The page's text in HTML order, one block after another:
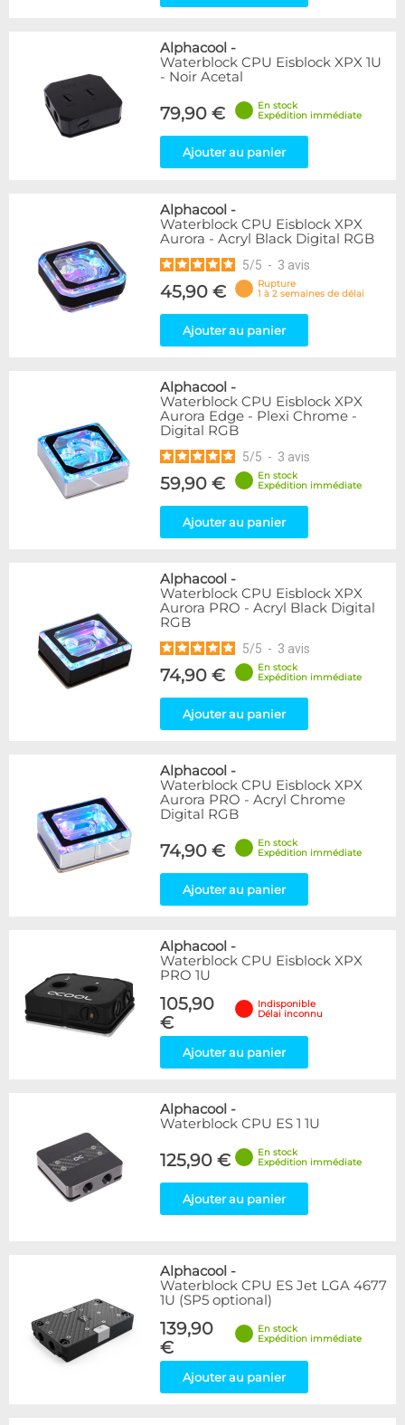
Alphacool -
Waterblock CPU Eisblock XPX 1U
- Noir Acetal
79,90 €
En stock
Expédition immédiate
Ajouter au panier
Alphacool -
Waterblock CPU Eisblock XPX
Aurora - Acryl Black Digital RGB
5/5 - 3 avis
45,90 €
Rupture
1 à 2 semaines de délai
Ajouter au panier
Alphacool -
Waterblock CPU Eisblock XPX
Aurora Edge - Plexi Chrome -
Digital RGB
5/5 - 3 avis
59,90 €
En stock
Expédition immédiate
Ajouter au panier
Alphacool -
Waterblock CPU Eisblock XPX
Aurora PRO - Acryl Black Digital
RGB
5/5 - 3 avis
74,90 €
En stock
Expédition immédiate
Ajouter au panier
Alphacool -
Waterblock CPU Eisblock XPX
Aurora PRO - Acryl Chrome
Digital RGB
74,90 €
En stock
Expédition immédiate
Ajouter au panier
Alphacool -
Waterblock CPU Eisblock XPX
PRO 1U
105,90
€
Indisponible
Délai inconnu
Ajouter au panier
Alphacool -
Waterblock CPU ES 1 1U
125,90 €
En stock
Expédition immédiate
Ajouter au panier
Alphacool -
Waterblock CPU ES Jet LGA 4677
1U (SP5 optional)
139,90
€
En stock
Expédition immédiate
Ajouter au panier